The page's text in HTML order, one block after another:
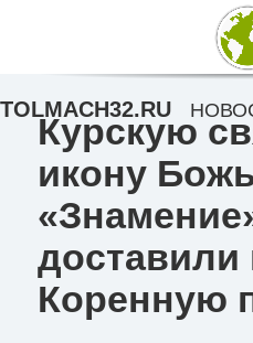
Курскую
икону
доставили
Коренную
TOLMACH32.RU